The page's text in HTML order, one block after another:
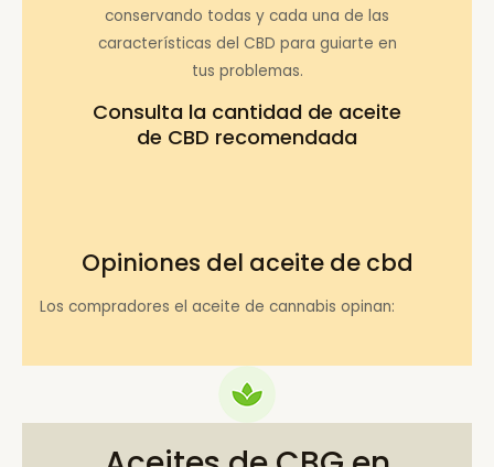
conservando todas y cada una de las
características del CBD para guiarte en
tus problemas.
Consulta la cantidad de aceite
de CBD recomendada
Opiniones del aceite de cbd
Los compradores el aceite de cannabis opinan: